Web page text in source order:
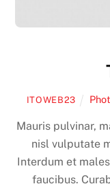
ITOWEB23
Mauris pulvinar,
nisl vulputate
Interdum et
faucibus.